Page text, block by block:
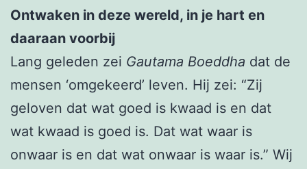
Ontwaken in deze wereld, in je hart en
daaraan voorbij
Lang geleden zei Gautama Boeddha dat de
mensen ‘omgekeerd’ leven. Hij zei: “Zij
geloven dat wat goed is kwaad is en dat
wat kwaad is goed is. Dat wat waar is
onwaar is en dat wat onwaar is waar is.” Wij